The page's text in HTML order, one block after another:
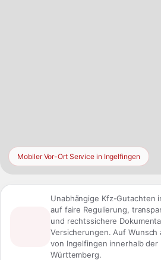
Mobiler Vor-Ort Service in Ingelfingen
Unabhängige Kfz-Gutachten
auf faire Regulierung,
und rechtssichere
Versicherungen. Auf
von Ingelfingen innerhalb der
Württemberg.